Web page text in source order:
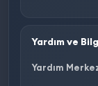
Yardım ve
Yardım